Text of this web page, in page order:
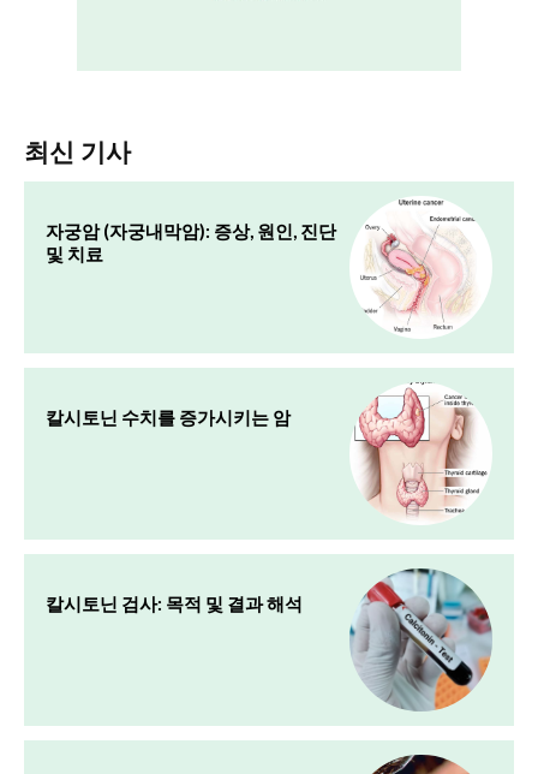
최신 기사
자궁암 (자궁내막암): 증상, 원인, 진단
및 치료
칼시토닌 수치를 증가시키는 암
칼시토닌 검사: 목적 및 결과 해석